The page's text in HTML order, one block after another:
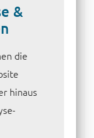
Die LMBV ist
Sie
&
die
hinaus